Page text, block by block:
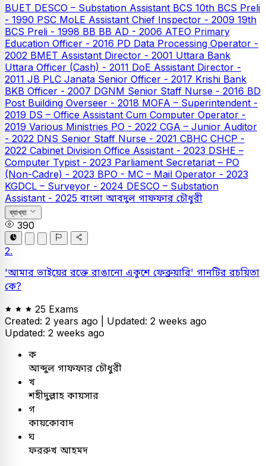
BUET DESCO – Substation Assistant BCS 10th BCS Preli
- 1990 PSC MoLE Assistant Chief Inspector - 2009 19th
BCS Preli - 1998 BB BB AD - 2006 ATEO Primary
Education Officer - 2016 PD Data Processing Operator -
2002 BMET Assistant Director - 2001 Uttara Bank
Uttara Officer (Cash) - 2011 DoE Assistant Director -
2011 JB PLC Janata Senior Officer - 2017 Krishi Bank
BKB Officer - 2007 DGNM Senior Staff Nurse - 2016 BD
Post Building Overseer - 2018 MOFA – Superintendent -
2019 DS – Office Assistant Cum Computer Operator -
2019 Various Ministries PO - 2022 CGA – Junior Auditor
- 2022 DNS Senior Staff Nurse - 2021 CBHC CHCP -
2022 Cabinet Division Office Assistant - 2023 DSHE –
Computer Typist - 2023 Parliament Secretariat – PO
(Non-Cadre) - 2023 BPO - MC – Mail Operator - 2023
KGDCL – Surveyor - 2024 DESCO – Substation
Assistant - 2025 বাংলা আবদুল গাফফার চৌধুরী
ব্যাখ্যা
390
2.
'আমার ভাইয়ের রক্তে রাঙানো একুশে ফেব্রুয়ারি' গানটির রচয়িতা
কে?
25 Exams
Created: 2 years ago | Updated: 2 weeks ago
Updated: 2 weeks ago
ক
আব্দুল গাফফার চৌধুরী
খ
শহীদুল্লাহ কায়সার
গ
কায়কোবাদ
ঘ
ফররুখ আহমদ